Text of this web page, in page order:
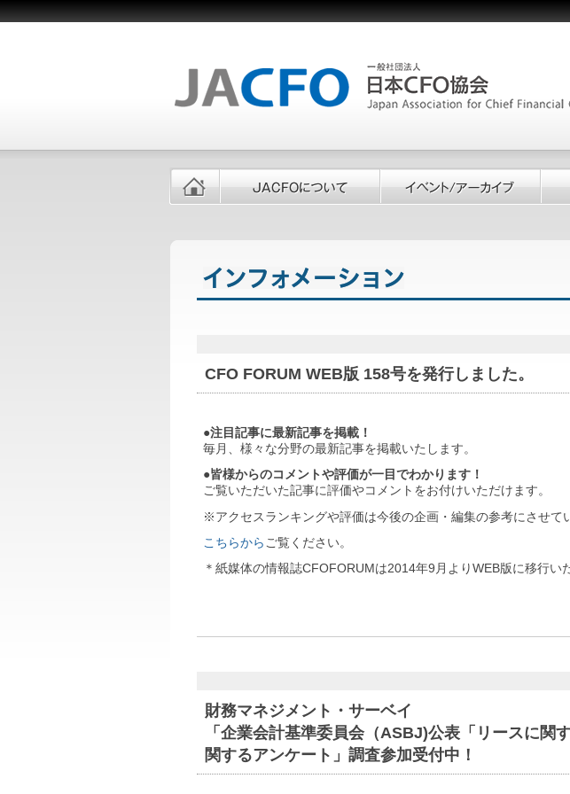
CFO FORUM WEB版 158号を発行しました。
●注目記事に最新記事を掲載！
毎月、様々な分野の最新記事を掲載いたします。
●皆様からのコメントや評価が一目でわかります！
ご覧いただいた記事に評価やコメントをお付けいただけます。
※アクセスランキングや評価は今後の企画・編集の参考にさせて
こちらから ご覧ください。
＊紙媒体の情報誌CFOFORUMは2014年9月よりWEB版に移行い
財務マネジメント・サーベイ
「企業会計基準委員会（ASBJ)公表「リースに関
関するアンケート」調査参加受付中！